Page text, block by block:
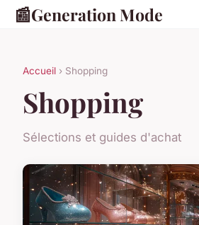
📰Generation Mode
Accueil › Shopping
Shopping
Sélections et guides d'achat